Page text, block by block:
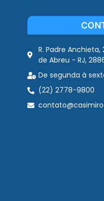
R. Padre
de Abreu - RJ,
De segunda à
(22) 2778-9800